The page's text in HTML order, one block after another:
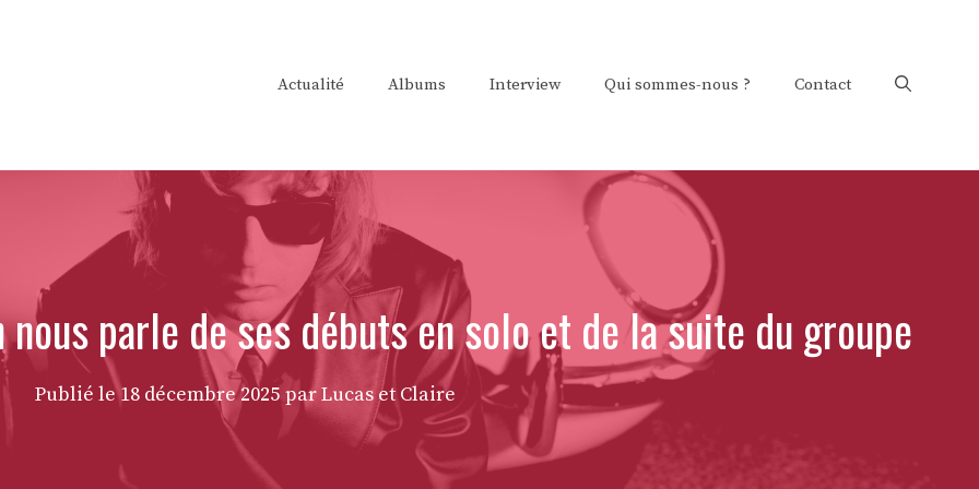
Actualité Albums Interview Qui sommes-nous ? Contact
nous parle de ses débuts en solo et de la suite du groupe
Publié le18 décembre 2025 par Lucas et Claire